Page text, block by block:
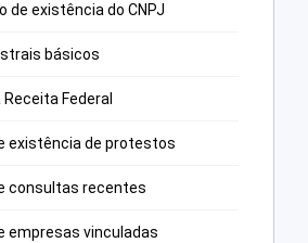
de existência do CNPJ
básicos
Federal
existência de protestos
consultas recentes
empresas vinculadas